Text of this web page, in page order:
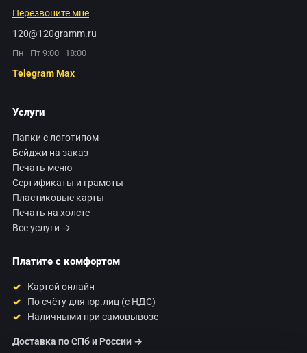
Перезвоните мне
120@120gramm.ru
Пн–Пт 9:00–18:00
TelegramMax
Услуги
Папки с логотипом
Бейджи на заказ
Печать меню
Сертификаты и грамоты
Пластиковые карты
Печать на холсте
Все услуги →
Платите с комфортом
Картой онлайн
По счёту для юр.лиц (с НДС)
Наличными при самовывозе
Доставка по СПб и России →